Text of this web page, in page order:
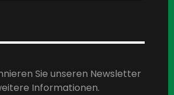
Sie unseren Newsletter
Informationen.